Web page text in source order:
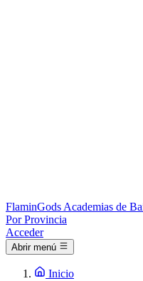
FlaminGods Academias de
Por Provincia
Acceder
Abrir menú
Inicio